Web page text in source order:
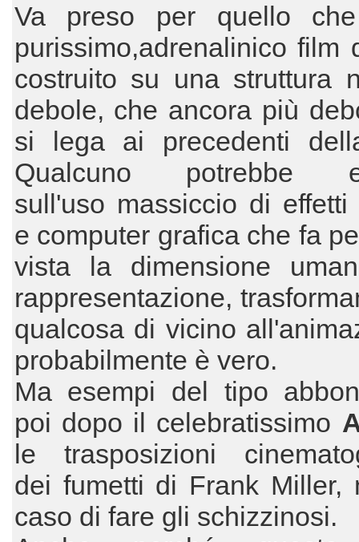
Va preso per quello
purissimo,adrenalinico film
costruito su una struttura
debole, che ancora più
si lega ai precedenti
Qualcuno potrebbe
sull'uso massiccio di effetti
e computer grafica che fa
vista la dimensione
rappresentazione,
qualcosa di vicino
probabilmente è vero.
Ma esempi del tipo
poi dopo il celebratissimo
le trasposizioni
dei fumetti di Frank Miller,
caso di fare gli schizzinosi.